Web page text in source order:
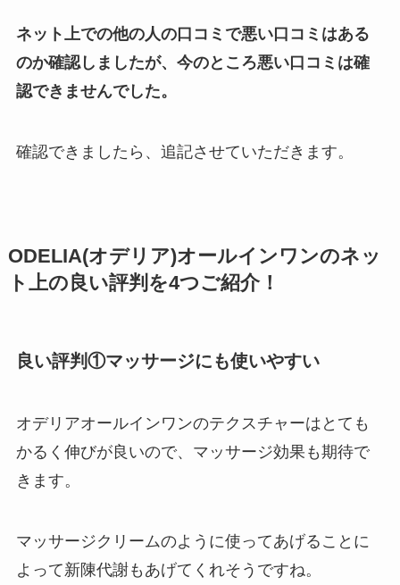
ネット上での他の人の口コミで悪い口コミはある
のか確認しましたが、今のところ悪い口コミは確
認できませんでした。
確認できましたら、追記させていただきます。
ODELIA(オデリア)オールインワンのネッ
ト上の良い評判を4つご紹介！
良い評判①マッサージにも使いやすい
オデリアオールインワンのテクスチャーはとても
かるく伸びが良いので、マッサージ効果も期待で
きます。
マッサージクリームのように使ってあげることに
よって新陳代謝もあげてくれそうですね。